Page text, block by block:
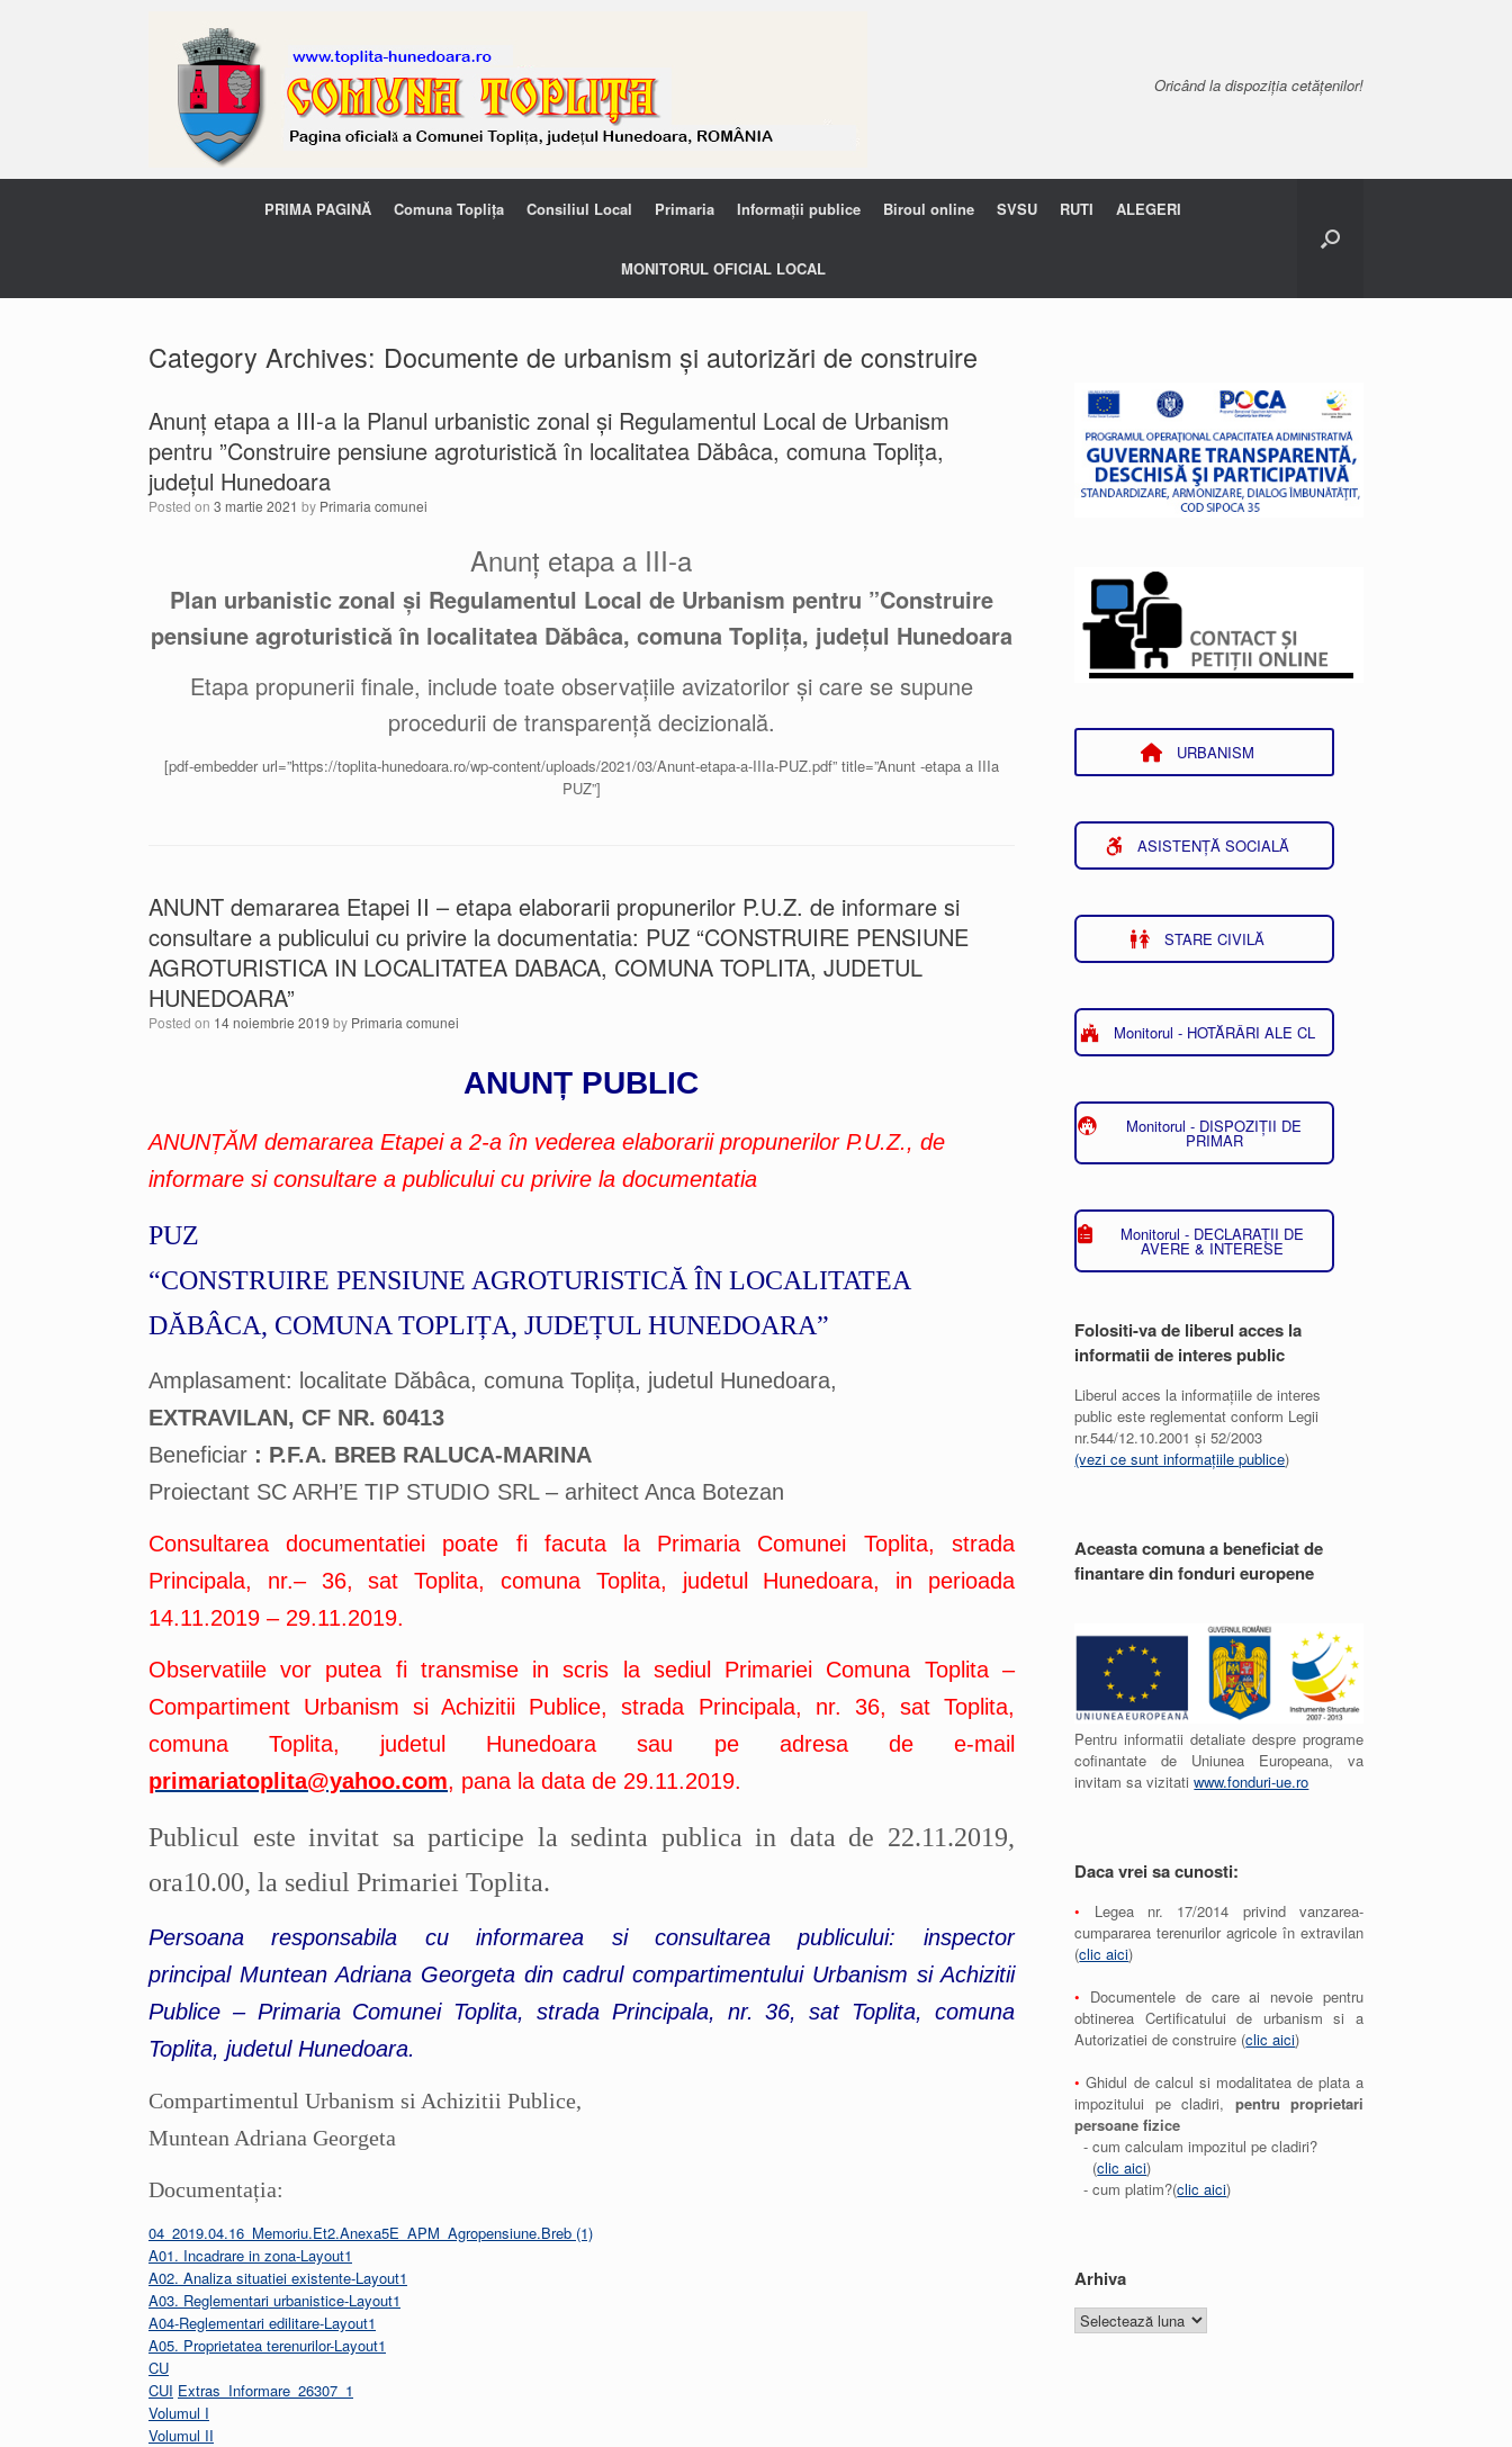
Oricând la dispoziția cetățenilor!
PRIMA PAGINĂ Comuna Toplița Consiliul Local Primaria Informații publice Biroul online SVSU RUTI ALEGERI
MONITORUL OFICIAL LOCAL
Category Archives: Documente de urbanism și autorizări de construire
Anunț etapa a III-a la Planul urbanistic zonal și Regulamentul Local de Urbanism
pentru ”Construire pensiune agroturistică în localitatea Dăbâca, comuna Toplița,
județul Hunedoara
Posted on 3 martie 2021 by Primaria comunei
Anunț etapa a III-a
Plan urbanistic zonal și Regulamentul Local de Urbanism pentru ”Construire
pensiune agroturistică în localitatea Dăbâca, comuna Toplița, județul Hunedoara
Etapa propunerii finale, include toate observațiile avizatorilor și care se supune
procedurii de transparență decizională.
[pdf-embedder url=”https://toplita-hunedoara.ro/wp-content/uploads/2021/03/Anunt-etapa-a-IIIa-PUZ.pdf” title=”Anunt -etapa a IIIa
PUZ”]
ANUNT demararea Etapei II – etapa elaborarii propunerilor P.U.Z. de informare si
consultare a publicului cu privire la documentatia: PUZ “CONSTRUIRE PENSIUNE
AGROTURISTICA IN LOCALITATEA DABACA, COMUNA TOPLITA, JUDETUL
HUNEDOARA”
Posted on 14 noiembrie 2019 by Primaria comunei
ANUNȚ PUBLIC
ANUNȚĂM demararea Etapei a 2-a în vederea elaborarii propunerilor P.U.Z., de
informare si consultare a publicului cu privire la documentatia
PUZ
“CONSTRUIRE PENSIUNE AGROTURISTICĂ ÎN LOCALITATEA
DĂBÂCA, COMUNA TOPLIȚA, JUDEȚUL HUNEDOARA”
Amplasament: localitate Dăbâca, comuna Toplița, judetul Hunedoara,
EXTRAVILAN, CF NR. 60413
Beneficiar : P.F.A. BREB RALUCA-MARINA
Proiectant SC ARH’E TIP STUDIO SRL – arhitect Anca Botezan
Consultarea documentatiei poate fi facuta la Primaria Comunei Toplita, strada
Principala, nr.– 36, sat Toplita, comuna Toplita, judetul Hunedoara, in perioada
14.11.2019 – 29.11.2019.
Observatiile vor putea fi transmise in scris la sediul Primariei Comuna Toplita –
Compartiment Urbanism si Achizitii Publice, strada Principala, nr. 36, sat Toplita,
comuna Toplita, judetul Hunedoara sau pe adresa de e-mail
primariatoplita@yahoo.com, pana la data de 29.11.2019.
Publicul este invitat sa participe la sedinta publica in data de 22.11.2019,
ora10.00, la sediul Primariei Toplita.
Persoana responsabila cu informarea si consultarea publicului: inspector
principal Muntean Adriana Georgeta din cadrul compartimentului Urbanism si Achizitii
Publice – Primaria Comunei Toplita, strada Principala, nr. 36, sat Toplita, comuna
Toplita, judetul Hunedoara.
Compartimentul Urbanism si Achizitii Publice,
Muntean Adriana Georgeta
Documentația:
04_2019.04.16_Memoriu.Et2.Anexa5E_APM_Agropensiune.Breb (1)
A01. Incadrare in zona-Layout1
A02. Analiza situatiei existente-Layout1
A03. Reglementari urbanistice-Layout1
A04-Reglementari edilitare-Layout1
A05. Proprietatea terenurilor-Layout1
CU
CUI Extras_Informare_26307_1
Volumul I
Volumul II
URBANISM
ASISTENȚĂ SOCIALĂ
STARE CIVILĂ
Monitorul - HOTĂRÂRI ALE CL
Monitorul - DISPOZIȚII DE
PRIMAR
Monitorul - DECLARAȚII DE
AVERE & INTERESE
Folositi-va de liberul acces la
informatii de interes public
Liberul acces la informațiile de interes
public este reglementat conform Legii
nr.544/12.10.2001 și 52/2003
(vezi ce sunt informațiile publice)
Aceasta comuna a beneficiat de
finantare din fonduri europene
Pentru informatii detaliate despre programe
cofinantate de Uniunea Europeana, va
invitam sa vizitatiwww.fonduri-ue.ro
Daca vrei sa cunosti:
• Legea nr. 17/2014 privind vanzarea-
cumpararea terenurilor agricole în extravilan
(clic aici)
• Documentele de care ai nevoie pentru
obtinerea Certificatului de urbanism si a
Autorizatiei de construire (clic aici)
• Ghidul de calcul si modalitatea de plata a
impozitului pe cladiri, pentru proprietari
persoane fizice
- cum calculam impozitul pe cladiri?
(clic aici)
- cum platim?(clic aici)
Arhiva